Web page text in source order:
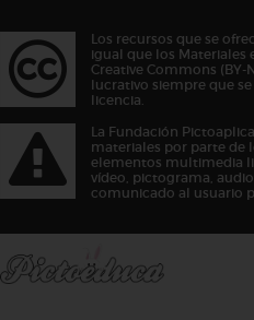
Los recursos que se
igual que los Materiales
Creative Commons (BY-
lucrativo siempre que
licencia.
La Fundación
materiales por parte de
elementos multimedia
vídeo, pictograma,
comunicado al usuario